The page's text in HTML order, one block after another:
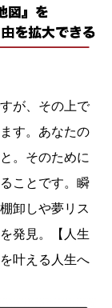
が、その上で
す。あなたの
。そのために
ことです。瞬
卸しや夢リス
発見。【人生
叶える人生へ